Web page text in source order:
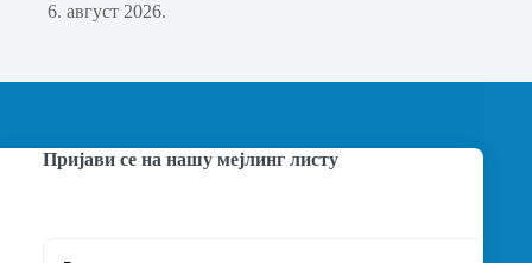
6. август 2026.
Пријави се на нашу мејлинг листу